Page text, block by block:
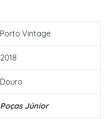
Porto Vintage
2018
Douro
Poças Júnior